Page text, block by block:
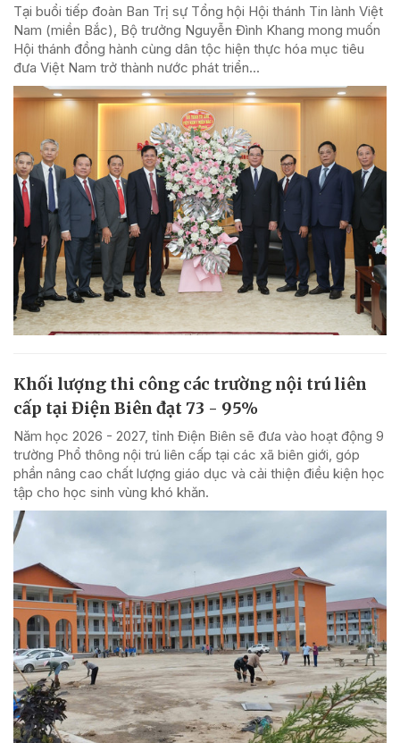
Tại buổi tiếp đoàn Ban Trị sự Tổng hội Hội thánh Tin lành Việt
Nam (miền Bắc), Bộ trưởng Nguyễn Đình Khang mong muốn
Hội thánh đồng hành cùng dân tộc hiện thực hóa mục tiêu
đưa Việt Nam trở thành nước phát triển...
Khối lượng thi công các trường nội trú liên
cấp tại Điện Biên đạt 73 - 95%
Năm học 2026 - 2027, tỉnh Điện Biên sẽ đưa vào hoạt động 9
trường Phổ thông nội trú liên cấp tại các xã biên giới, góp
phần nâng cao chất lượng giáo dục và cải thiện điều kiện học
tập cho học sinh vùng khó khăn.